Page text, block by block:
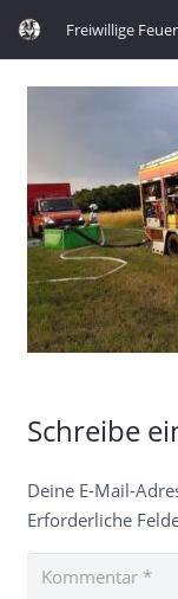
Freiwillige
Schreibe
Deine E-Mail-
Erforderliche